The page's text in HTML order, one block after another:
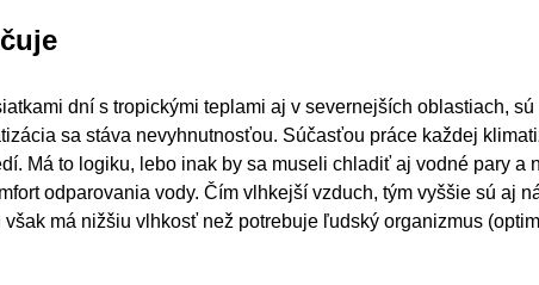
dní s tropickými teplami aj v severnejších oblastiach,
sa stáva nevyhnutnosťou. Súčasťou práce každej
Má to logiku, lebo inak by sa museli chladiť aj vodné pary a
odparovania vody. Čím vlhkejší vzduch, tým vyššie sú aj
má nižšiu vlhkosť než potrebuje ľudský organizmus